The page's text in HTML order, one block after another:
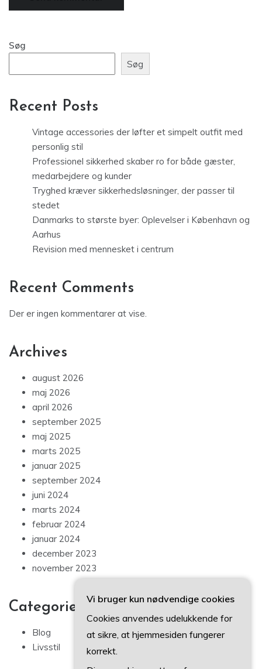
Søg
Søg
Recent Posts
Vintage accessories der løfter et simpelt outfit med
personlig stil
Professionel sikkerhed skaber ro for både gæster,
medarbejdere og kunder
Tryghed kræver sikkerhedsløsninger, der passer til
stedet
Danmarks to største byer: Oplevelser i København og
Aarhus
Revision med mennesket i centrum
Recent Comments
Der er ingen kommentarer at vise.
Archives
august 2026
maj 2026
april 2026
september 2025
maj 2025
marts 2025
januar 2025
september 2024
juni 2024
marts 2024
februar 2024
januar 2024
december 2023
november 2023
Categories
Blog
Livsstil
Vi bruger kun nødvendige cookies
Cookies anvendes udelukkende for
at sikre, at hjemmesiden fungerer
korrekt.